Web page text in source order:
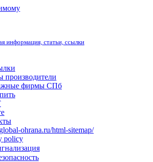
информация, статьи, ссылки
фирмы СПб
ohrana.ru/html-sitemap/
policy